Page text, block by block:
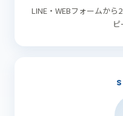
LINE・WEBフォームか
ピ